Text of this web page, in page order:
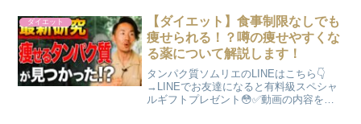
ん#一週間の食事#足踏み運動
ダイエット
【ダイエット】食事制限なしでも
痩せられる！？噂の痩せやすくな
る薬について解説します！
タンパク質ソムリエのLINEはこちら👇
→LINEでお友達になると有料級スペシャ
ルギフトプレゼント😳✅動画の内容を３